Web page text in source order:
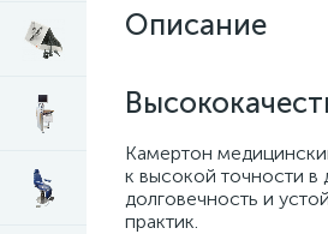
Описание
Камертон
к высокой точности в
долговечность и
практик.